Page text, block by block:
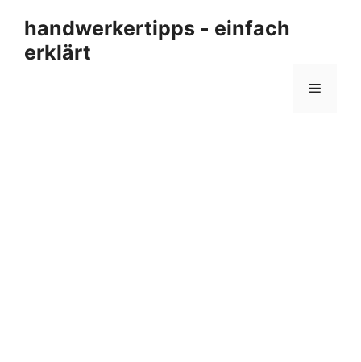
Inhalt
springen
handwerkertipps - einfach
erklärt
Menü